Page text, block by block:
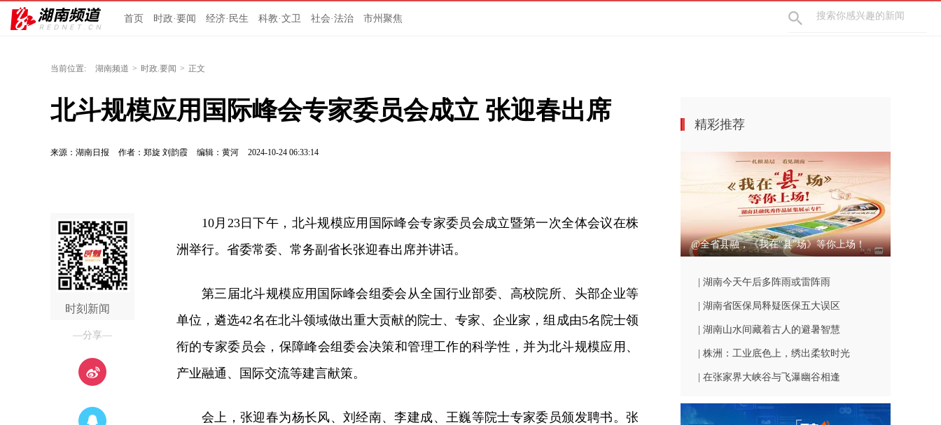
首页 时政·要闻 经济·民生 科教·文卫 社会·法治 市州聚焦
当前位置: 湖南频道 > 时政.要闻 > 正文
北斗规模应用国际峰会专家委员会成立 张迎春出席
来源：湖南日报 作者：郑旋 刘韵霞 编辑：黄河 2024-10-24 06:33:14
时刻新闻
—分享—
10月23日下午，北斗规模应用国际峰会专家委员会成立暨第一次全体会议在株
洲举行。省委常委、常务副省长张迎春出席并讲话。
第三届北斗规模应用国际峰会组委会从全国行业部委、高校院所、头部企业等
单位，遴选42名在北斗领域做出重大贡献的院士、专家、企业家，组成由5名院士领
衔的专家委员会，保障峰会组委会决策和管理工作的科学性，并为北斗规模应用、
产业融通、国际交流等建言献策。
会上，张迎春为杨长风、刘经南、李建成、王巍等院士专家委员颁发聘书。张
精彩推荐
@全省县融，《我在“县”场》等你上场！
| 湖南今天午后多阵雨或雷阵雨
| 湖南省医保局释疑医保五大误区
| 湖南山水间藏着古人的避暑智慧
| 株洲：工业底色上，绣出柔软时光
| 在张家界大峡谷与飞瀑幽谷相逢